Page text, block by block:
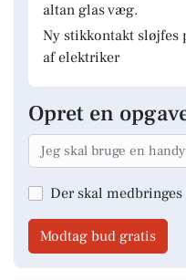
altan glas væg.
Ny stikkontakt sløjfes
af elektriker
Opret en
Der skal
Modtag bud gratis